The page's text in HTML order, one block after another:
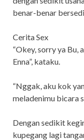
benar-benar
Cerita Sex
“Okey, sorry ya Bu,
Enna”, kataku.
“Nggak, aku kok
meladenimu bicara
Dengan sedikit
kupegang lagi